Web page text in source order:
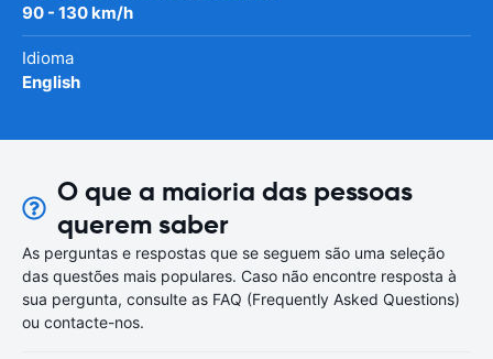
90 - 130 km/h
Idioma
English
O que a maioria das pessoas
querem saber
As perguntas e respostas que se seguem são uma seleção
das questões mais populares. Caso não encontre resposta à
sua pergunta, consulte as FAQ (Frequently Asked Questions)
ou contacte-nos.